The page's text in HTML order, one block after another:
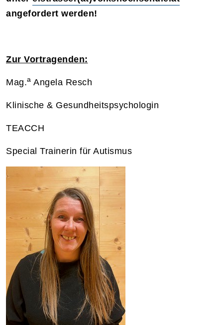
angefordert werden!
Zur Vortragenden:
Mag.a Angela Resch
Klinische & Gesundheitspsychologin
TEACCH
Special Trainerin für Autismus